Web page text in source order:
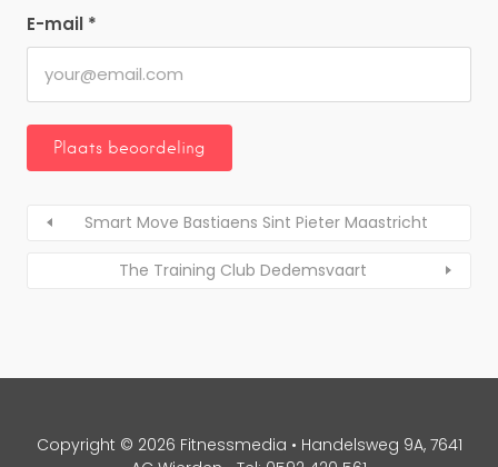
E-mail *
Smart Move Bastiaens Sint Pieter Maastricht
The Training Club Dedemsvaart
Copyright © 2026 Fitnessmedia • Handelsweg 9A, 7641